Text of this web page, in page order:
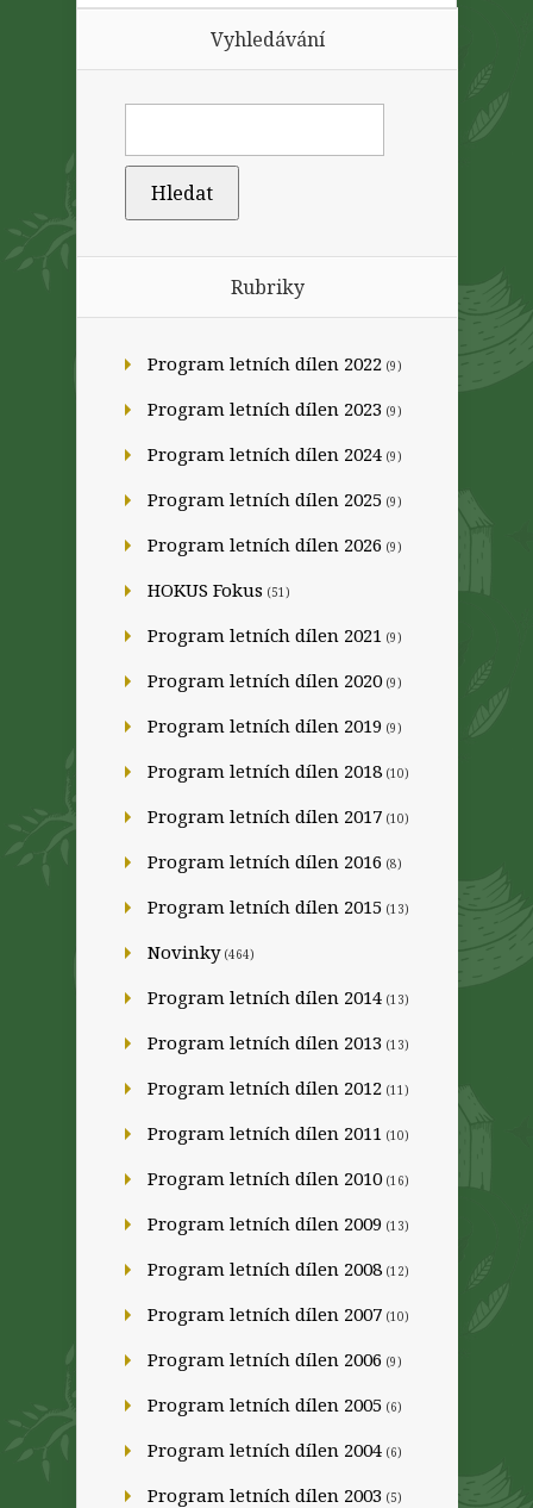
Vyhledávání
Rubriky
Program letních dílen 2022 (9)
Program letních dílen 2023 (9)
Program letních dílen 2024 (9)
Program letních dílen 2025 (9)
Program letních dílen 2026 (9)
HOKUS Fokus (51)
Program letních dílen 2021 (9)
Program letních dílen 2020 (9)
Program letních dílen 2019 (9)
Program letních dílen 2018 (10)
Program letních dílen 2017 (10)
Program letních dílen 2016 (8)
Program letních dílen 2015 (13)
Novinky(464)
Program letních dílen 2014 (13)
Program letních dílen 2013 (13)
Program letních dílen 2012 (11)
Program letních dílen 2011 (10)
Program letních dílen 2010 (16)
Program letních dílen 2009 (13)
Program letních dílen 2008 (12)
Program letních dílen 2007 (10)
Program letních dílen 2006 (9)
Program letních dílen 2005 (6)
Program letních dílen 2004 (6)
Program letních dílen 2003 (5)